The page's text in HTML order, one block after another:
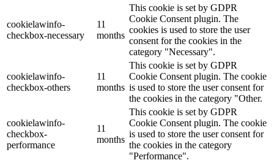
cookielawinfo-
checkbox-necessary
11
months
This cookie is set by GDPR
Cookie Consent plugin. The
cookies is used to store the user
consent for the cookies in the
category "Necessary".
cookielawinfo-
checkbox-others
11
months
This cookie is set by GDPR
Cookie Consent plugin. The cookie
is used to store the user consent for
the cookies in the category "Other.
cookielawinfo-
checkbox-
performance
11
months
This cookie is set by GDPR
Cookie Consent plugin. The cookie
is used to store the user consent for
the cookies in the category
"Performance".